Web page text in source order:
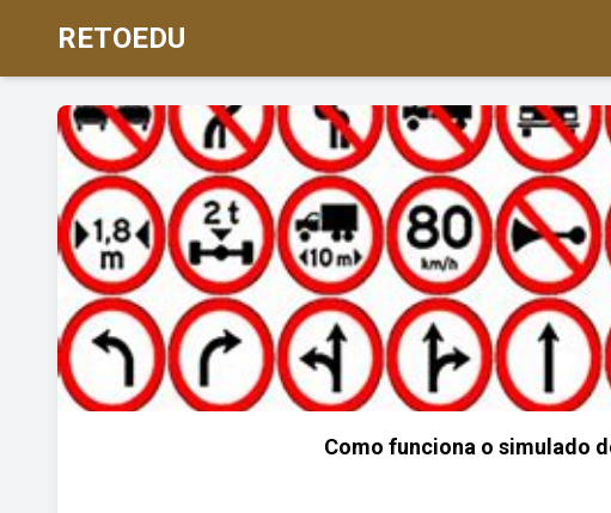
RETOEDU
Como funciona o simulado